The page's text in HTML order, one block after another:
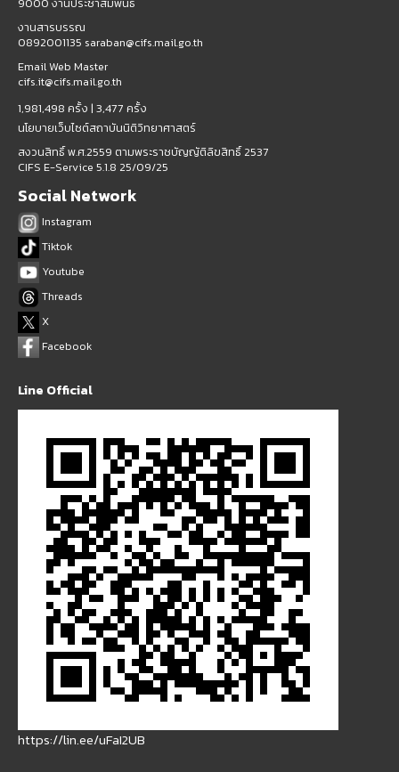
9000 งานประชาสัมพันธ์
งานสารบรรณ
0892001135 saraban@cifs.mail.go.th
Email Web Master
cifs.it@cifs.mail.go.th
1,981,498 ครั้ง | 3,477 ครั้ง
นโยบายเว็บไซต์สถาบันนิติวิทยาศาสตร์
สงวนสิทธิ์ พ.ศ.2559 ตามพระราชบัญญัติลิขสิทธิ์ 2537
CIFS E-Service 5.1.8 25/09/25
Social Network
Instagram
Tiktok
Youtube
Threads
X
Facebook
Line Official
https://lin.ee/uFaI2UB